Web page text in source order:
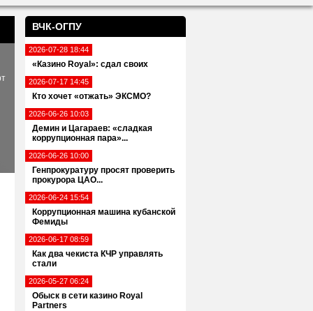
ВЧК-ОГПУ
2026-07-28 18:44
«Казино Royal»: сдал своих
2026-07-17 14:45
Кто хочет «отжать» ЭКСМО?
2026-06-26 10:03
Демин и Цагараев: «сладкая
коррупционная пара»...
2026-06-26 10:00
Генпрокуратуру просят проверить
прокурора ЦАО...
2026-06-24 15:54
Коррупционная машина кубанской
Фемиды
2026-06-17 08:59
Как два чекиста КЧР управлять
стали
2026-05-27 06:24
Обыск в сети казино Royal
Partners